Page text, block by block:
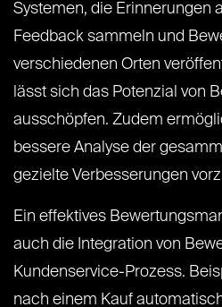
Systemen, die Erinnerungen
Feedback sammeln und
verschiedenen Orten
lässt sich das Potenzial von
ausschöpfen. Zudem
bessere Analyse der
gezielte Verbesserungen
Ein effektives
auch die Integration von
Kundenservice-Prozess.
nach einem Kauf